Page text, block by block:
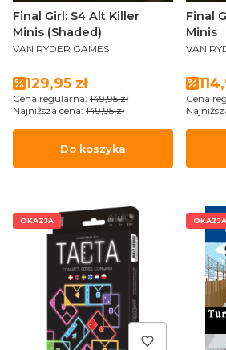
Final Girl: S4 Alt Killer
Minis (Shaded)
PRODUCENT
VAN RYDER GAMES
Cena promocyjna
129,95 zł
Cena regularna: 149,95 zł
Najniższa cena: 149,95 zł
Do koszyka
Final
Minis
VAN
Cena
OKAZJA OKAZJA